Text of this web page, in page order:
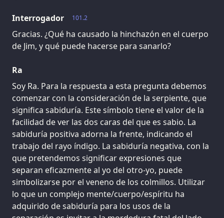
101.2
Interrogador
Gracias. ¿Qué ha causado la hinchazón en el cuerpo
de Jim, y qué puede hacerse para sanarlo?
Ra
Soy Ra. Para la respuesta a esta pregunta debemos
comenzar con la consideración de la serpiente, que
significa sabiduría. Este símbolo tiene el valor de la
facilidad de ver las dos caras del que es sabio. La
sabiduría positiva adorna la frente, indicando el
trabajo del rayo índigo. La sabiduría negativa, con la
que pretendemos significar expresiones que
separan eficazmente al yo del otro-yo, puede
simbolizarse por el veneno de los colmillos. Utilizar
lo que un complejo mente/cuerpo/espíritu ha
adquirido de sabiduría para los usos de la